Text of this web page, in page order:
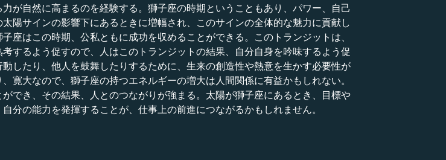
が自然に高まるのを経験する。獅子座の時期ということもあり、パワー、自己
陽サインの影響下にあるときに増幅され、このサインの全体的な魅力に貢献し
座はこの時期、公私ともに成功を収めることができる。このトランジットは、
するよう促すので、人はこのトランジットの結果、自分自身を吟味するよう促
したり、他人を鼓舞したりするために、生来の創造性や熱意を生かす必要性が
寛大なので、獅子座の持つエネルギーの増大は人間関係に有益かもしれない。
でき、その結果、人とのつながりが強まる。太陽が獅子座にあるとき、目標や
分の能力を発揮することが、仕事上の前進につながるかもしれません。